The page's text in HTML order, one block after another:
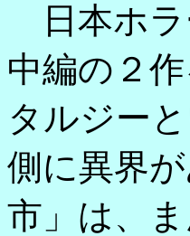
日本ホラ
中編の２
タルジー
側に異界
市」は、